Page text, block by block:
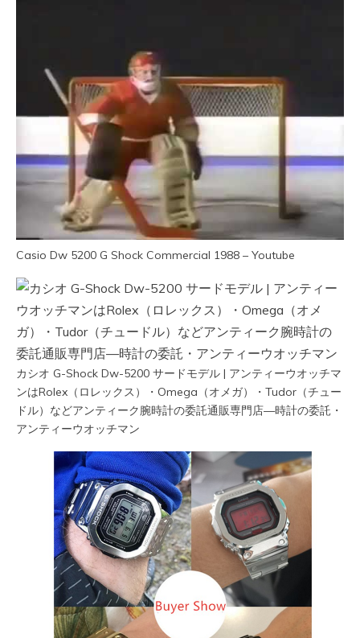
Casio Dw 5200 G Shock Commercial 1988 – Youtube
カシオ G-Shock Dw-5200 サードモデル | アンティーウオッチマ
ンはRolex（ロレックス）・Omega（オメガ）・Tudor（チュー
ドル）などアンティーク腕時計の委託通販専門店—時計の委託・
アンティーウオッチマン